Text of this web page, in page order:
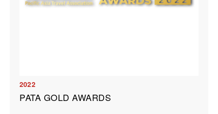
2022
PATA GOLD AWARDS